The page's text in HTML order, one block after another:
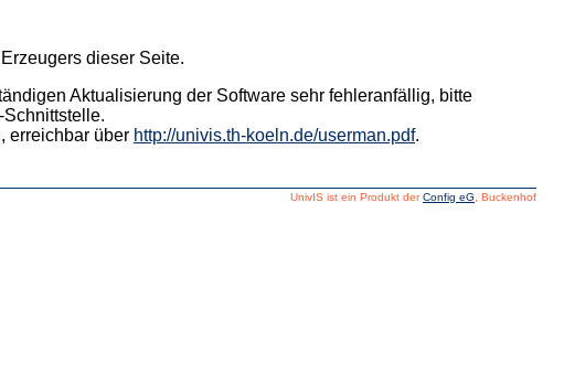
dieser Seite.
Aktualisierung der Software sehr fehleranfällig, bitte
erreichbar über http://univis.th-koeln.de/userman.pdf.
UnivIS ist ein Produkt derConfig eG , Buckenhof